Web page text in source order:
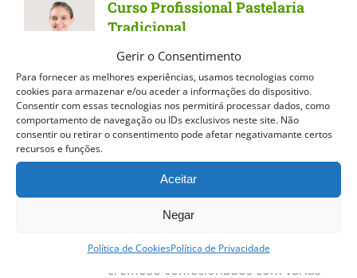
Gerir o Consentimento
Para fornecer as melhores experiências, usamos tecnologias como
cookies para armazenar e/ou aceder a informações do dispositivo.
Consentir com essas tecnologias nos permitirá processar dados, como
comportamento de navegação ou IDs exclusivos neste site. Não
consentir ou retirar o consentimento pode afetar negativamante certos
recursos e funções.
Aceitar
Negar
Política de CookiesPolítica de Privacidade
variants.
may
be
on
the
product
page
Curso Profissional Pastelaria
Tradicional
Curso Profissional Pastelaria
TradicionalDos quentinhos e
estaladiços Pastéis de Nata aos
deliciosos Croissants, o curso de
trabalhar vasta gama de produtos.
Destacamos os Pastéis de Nata, com
a sua massa estaladiça e recheio
cremoso confecionados com várias